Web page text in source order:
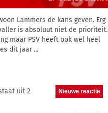
Lammers de kans geven. Erg
is absoluut niet de prioriteit.
maar PSV heeft ook wel heel
dit jaar ...
uit 2